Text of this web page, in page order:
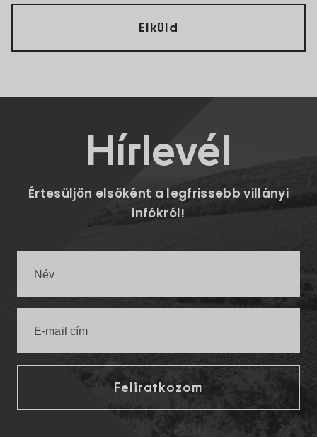
Hírlevél
Értesüljön elsőként a legfrissebb villányi
infókról!